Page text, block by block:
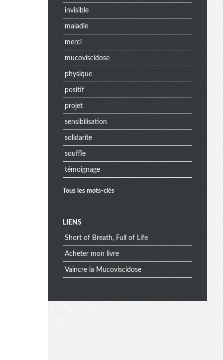
invisible
maladie
merci
mucoviscidose
physique
positif
projet
sensibilisation
solidarite
souffle
témoignage
Tous les mots-clés
M
e
n
LIENS
Short of Breath, Full of Life
Acheter mon livre
Vaincre la Mucoviscidose